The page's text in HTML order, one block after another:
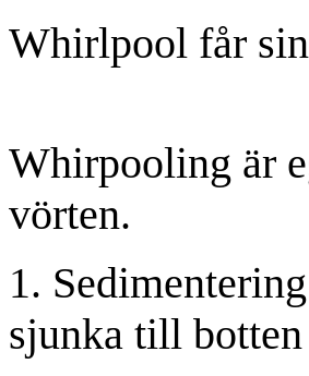
Whirlpool får
Whirpooling är
vörten.
1. Sedimentering
sjunka till